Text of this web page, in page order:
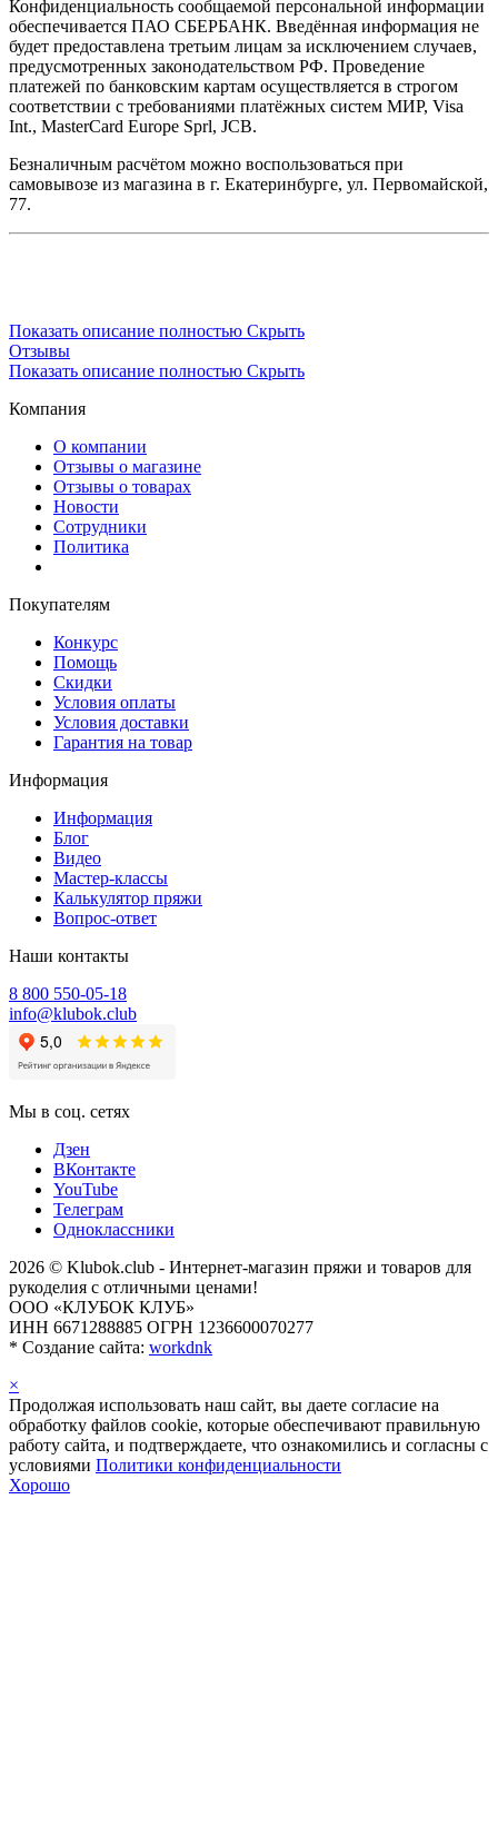
Конфиденциальность сообщаемой персональной информации
обеспечивается ПАО СБЕРБАНК. Введённая информация не
будет предоставлена третьим лицам за исключением случаев,
предусмотренных законодательством РФ. Проведение
платежей по банковским картам осуществляется в строгом
соответствии с требованиями платёжных систем МИР, Visa
Int., MasterCard Europe Sprl, JCB.
Безналичным расчётом можно воспользоваться при
самовывозе из магазина в г. Екатеринбурге, ул. Первомайской,
77.
Показать описание полностью Скрыть
Отзывы
Показать описание полностью Скрыть
Компания
О компании
Отзывы о магазине
Отзывы о товарах
Новости
Сотрудники
Политика
Покупателям
Конкурс
Помощь
Скидки
Условия оплаты
Условия доставки
Гарантия на товар
Информация
Информация
Блог
Видео
Мастер-классы
Калькулятор пряжи
Вопрос-ответ
Наши контакты
8 800 550-05-18
info@klubok.club
Мы в соц. сетях
Дзен
ВКонтакте
YouTube
Телеграм
Одноклассники
2026 © Klubok.club - Интернет-магазин пряжи и товаров для
рукоделия с отличными ценами!
ООО «КЛУБОК КЛУБ»
ИНН 6671288885 ОГРН 1236600070277
* Создание сайта: workdnk
×
Продолжая использовать наш сайт, вы даете согласие на
обработку файлов cookie, которые обеспечивают правильную
работу сайта, и подтверждаете, что ознакомились и согласны с
условиями Политики конфиденциальности
Хорошо